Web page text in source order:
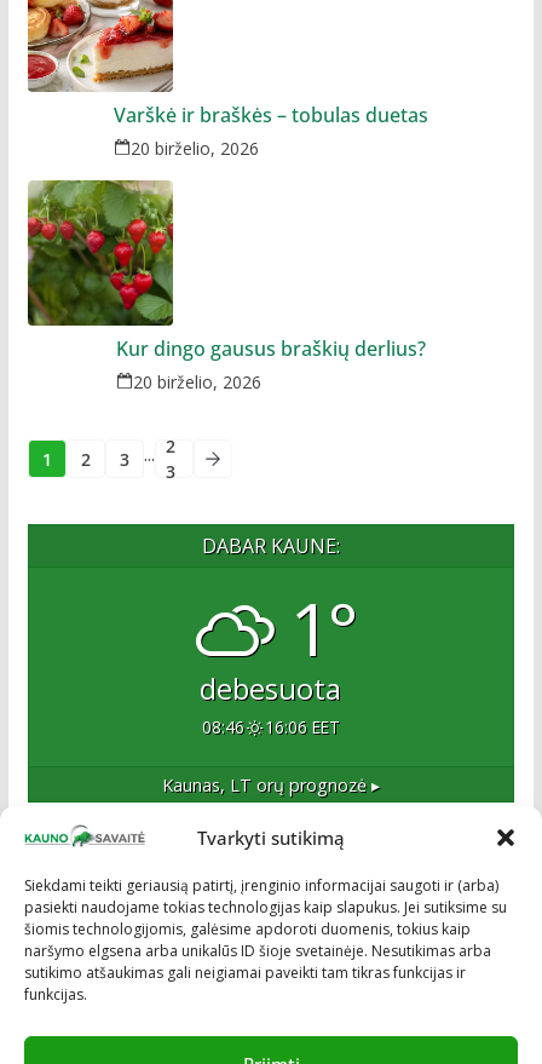
Tvarkyti sutikimą
Siekdami teikti geriausią patirtį, įrenginio informacijai saugoti ir (arba)
pasiekti naudojame tokias technologijas kaip slapukus. Jei sutiksime su
šiomis technologijomis, galėsime apdoroti duomenis, tokius kaip
naršymo elgsena arba unikalūs ID šioje svetainėje. Nesutikimas arba
sutikimo atšaukimas gali neigiamai paveikti tam tikras funkcijas ir
funkcijas.
Varškė ir braškės – tobulas duetas
20 birželio, 2026
Kur dingo gausus braškių derlius?
20 birželio, 2026
1 2 3 ... 2
3
DABAR KAUNE:
1°
debesuota
08:46 16:06 EET
Kaunas, LTorų prognozė ▸
Esame naujas Kaune, tačiau veržlus ir profesionalus
kolektyvas. Ne naujokai žiniasklaidoje. Į Kauną
žengiame tvirtai įsitikinę savo sėkme.